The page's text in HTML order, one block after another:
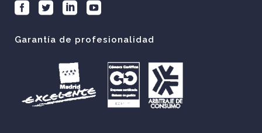
Garantía de profesionalidad